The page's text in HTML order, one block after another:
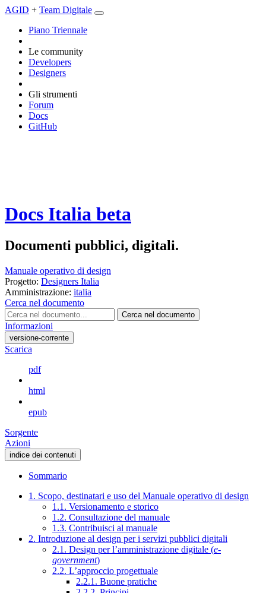
AGID + Team Digitale
Piano Triennale
Le community
Developers
Designers
Gli strumenti
Forum
Docs
GitHub
Docs Italia beta
Documenti pubblici, digitali.
Manuale operativo di design
Progetto: Designers Italia
Amministrazione: italia
Cerca nel documento
Cerca nel documento
Informazioni
versione-corrente
Scarica
pdf
html
epub
Sorgente
Azioni
indice dei contenuti
Sommario
1. Scopo, destinatari e uso del Manuale operativo di design
1.1. Versionamento e storico
1.2. Consultazione del manuale
1.3. Contribuisci al manuale
2. Introduzione al design per i servizi pubblici digitali
2.1. Design per l’amministrazione digitale (e-
government)
2.2. L’approccio progettuale
2.2.1. Buone pratiche